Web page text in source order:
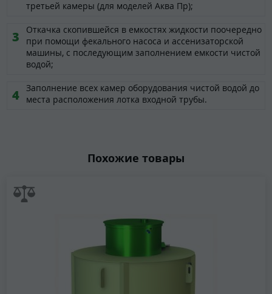
третьей камеры (для моделей Аква Пр);
Откачка скопившейся в емкостях жидкости поочередно
при помощи фекального насоса и ассенизаторской
машины, с последующим заполнением емкости чистой
водой;
Заполнение всех камер оборудования чистой водой до
места расположения лотка входной трубы.
Похожие товары